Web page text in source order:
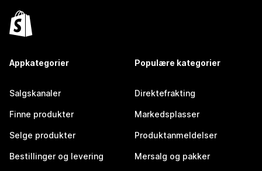
Appkategorier
Salgskanaler
Finne produkter
Selge produkter
Bestillinger og levering
Populære kategorier
Direktefrakting
Markedsplasser
Produktanmeldelser
Mersalg og pakker